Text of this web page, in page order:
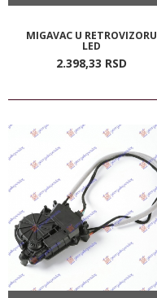
MIGAVAC U RETROVIZORU
LED
2.398,33 RSD